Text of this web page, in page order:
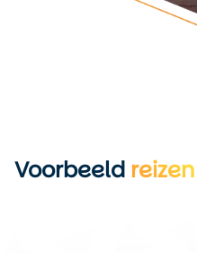
Voorbeeld reizen